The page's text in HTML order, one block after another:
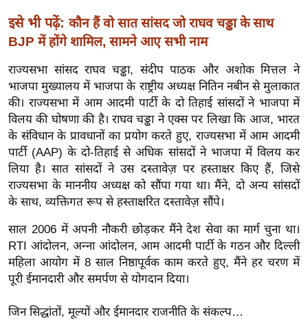
ज
ग
ऑ
टो
व
र्ल्ड
न्यू
ज
ब्री
फ
म
नो
रं
ज
ज
इसे भी पढ़ें: कौन हैं वो सात सांसद जो राघव चड्ढा के साथ
BJP में होंगे शामिल, सामने आए सभी नाम
राज्यसभा सांसद राघव चड्ढा, संदीप पाठक और अशोक मित्तल ने
भाजपा मुख्यालय में भाजपा के राष्ट्रीय अध्यक्ष नितिन नबीन से मुलाकात
की। राज्यसभा में आम आदमी पार्टी के दो तिहाई सांसदों ने भाजपा में
विलय की घोषणा की है। राघव चड्ढा ने एक्स पर लिखा कि आज, भारत
के संविधान के प्रावधानों का प्रयोग करते हुए, राज्यसभा में आम आदमी
पार्टी (AAP) के दो-तिहाई से अधिक सांसदों ने भाजपा में विलय कर
लिया है। सात सांसदों ने उस दस्तावेज़ पर हस्ताक्षर किए हैं, जिसे
राज्यसभा के माननीय अध्यक्ष को सौंपा गया था। मैंने, दो अन्य सांसदों
के साथ, व्यक्तिगत रूप से हस्ताक्षरित दस्तावेज़ सौंपे।
साल 2006 में अपनी नौकरी छोड़कर मैंने देश सेवा का मार्ग चुना था।
RTI आंदोलन, अन्ना आंदोलन, आम आदमी पार्टी के गठन और दिल्ली
महिला आयोग में 8 साल निष्ठापूर्वक काम करते हुए, मैंने हर चरण में
पूरी ईमानदारी और समर्पण से योगदान दिया।
जिन सिद्धांतों, मूल्यों और ईमानदार राजनीति के संकल्प…